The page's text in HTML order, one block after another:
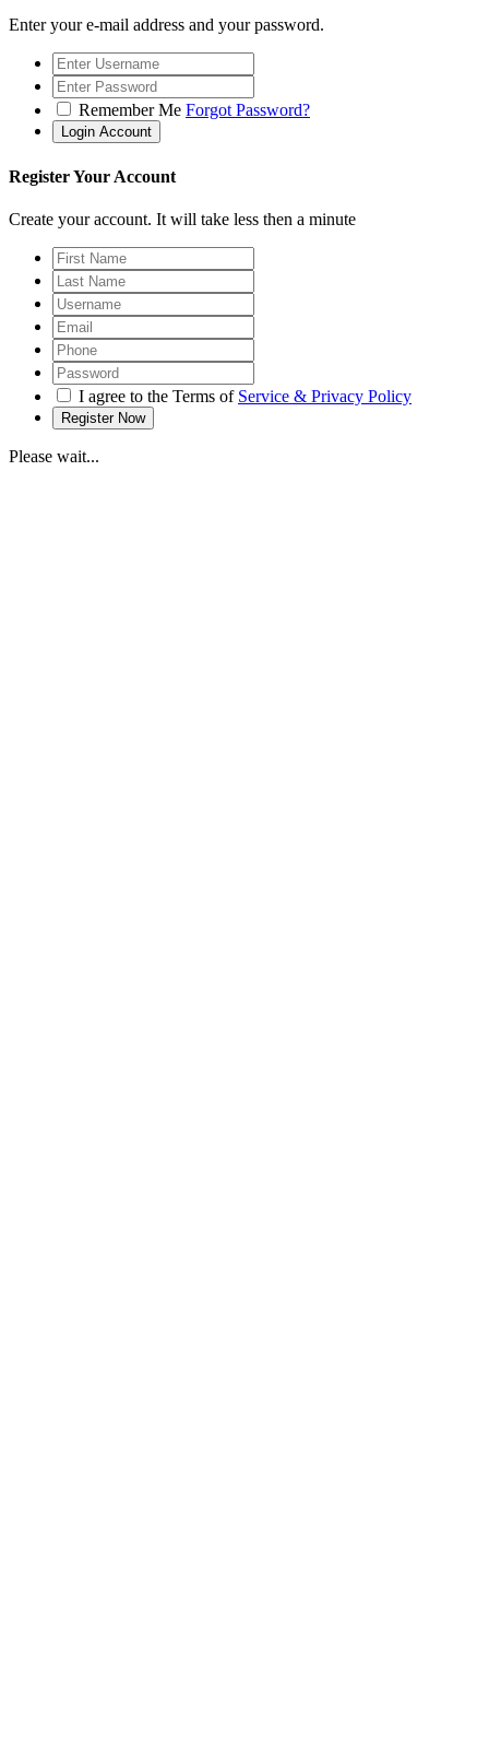
Enter your e-mail address and your password.
Remember Me Forgot Password?
Register Your Account
Create your account. It will take less then a minute
I agree to the Terms of Service & Privacy Policy
Please wait...